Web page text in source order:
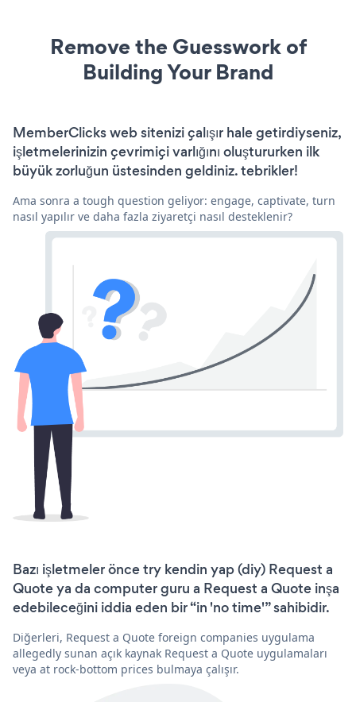
Remove the Guesswork of
Building Your Brand
MemberClicks web sitenizi çalışır hale getirdiyseniz,
işletmelerinizin çevrimiçi varlığını oluştururken ilk
büyük zorluğun üstesinden geldiniz. tebrikler!
Ama sonra a tough question geliyor: engage, captivate, turn
nasıl yapılır ve daha fazla ziyaretçi nasıl desteklenir?
Bazı işletmeler önce try kendin yap (diy) Request a
Quote ya da computer guru a Request a Quote inşa
edebileceğini iddia eden bir “in 'no time'” sahibidir.
Diğerleri, Request a Quote foreign companies uygulama
allegedly sunan açık kaynak Request a Quote uygulamaları
veya at rock-bottom prices bulmaya çalışır.